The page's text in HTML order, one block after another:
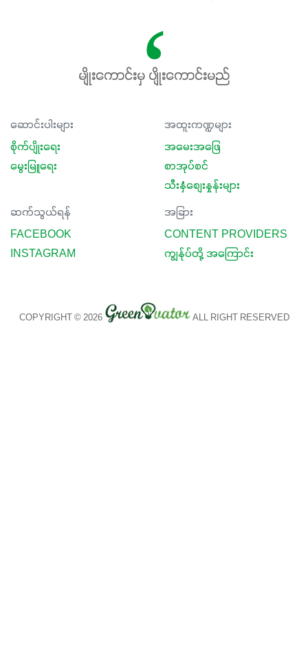
မလို့ အတွေးမများဘဲ သီးနှံတိုင်းကြီးထွားအောင် ဖန်းလင့်ရဲ့ #စ
မတ်သီးစုံကို သုံးကြပါစို့....
မျိုးကောင်းမှ ပျိုးကောင်းမည်
ဆောင်းပါးများ
စိုက်ပျိုးရေး
မွေးမြူရေး
အထူးကဏ္ဍများ
အမေးအဖြေ
စာအုပ်စင်
သီးနှံစျေးနှုန်းများ
ဆက်သွယ်ရန်
FACEBOOK
INSTAGRAM
အခြား
CONTENT PROVIDERS
ကျွန်ုပ်တို့ အကြောင်း
COPYRIGHT © 2026 ALL RIGHT RESERVED